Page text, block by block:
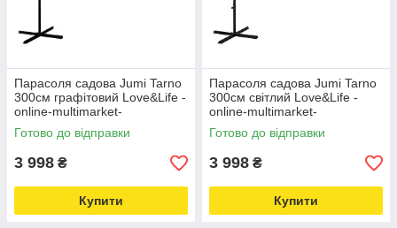
Парасоля садова Jumi Tarno
300см графітовий Love&Life -
online-multimarket-
Готово до відправки
3 998 ₴
Купити
Парасоля садова Jumi Tarno
300см світлий Love&Life -
online-multimarket-
Готово до відправки
3 998 ₴
Купити